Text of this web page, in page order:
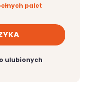
palet
ulubionych